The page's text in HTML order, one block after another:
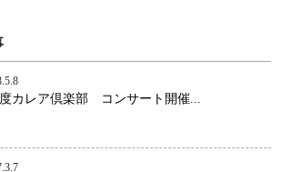
カレア倶楽部 コンサート開催...